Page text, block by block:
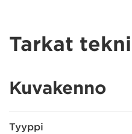
Tarkat
Kuvakenno
Tyyppi